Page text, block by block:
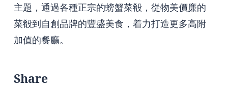
主題，通過各種正宗的螃蟹菜殽，從物美價廉的
菜殽到自創品牌的豐盛美食，着力打造更多高附
加值的餐廳。
Share